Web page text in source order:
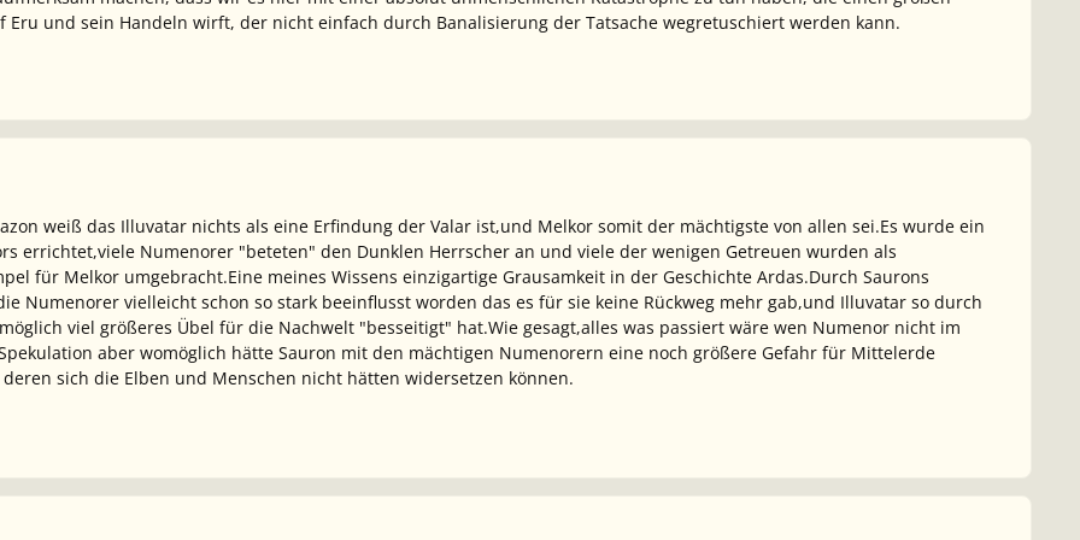
Eru und sein Handeln wirft, der nicht einfach durch Banalisierung der Tatsache wegretuschiert werden kann.
weiß das Illuvatar nichts als eine Erfindung der Valar ist,und Melkor somit der mächtigste von allen sei.Es wurde ein
errichtet,viele Numenorer "beteten" den Dunklen Herrscher an und viele der wenigen Getreuen wurden als
für Melkor umgebracht.Eine meines Wissens einzigartige Grausamkeit in der Geschichte Ardas.Durch Saurons
Numenorer vielleicht schon so stark beeinflusst worden das es für sie keine Rückweg mehr gab,und Illuvatar so durch
viel größeres Übel für die Nachwelt "besseitigt" hat.Wie gesagt,alles was passiert wäre wen Numenor nicht im
aber womöglich hätte Sauron mit den mächtigen Numenorern eine noch größere Gefahr für Mittelerde
sich die Elben und Menschen nicht hätten widersetzen können.